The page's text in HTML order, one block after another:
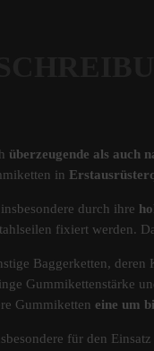
überzeugende als auch
in
durch ihre
fixiert werden.
Baggerketten,
Gummikettenstärke
Gummiketten eine um
für den